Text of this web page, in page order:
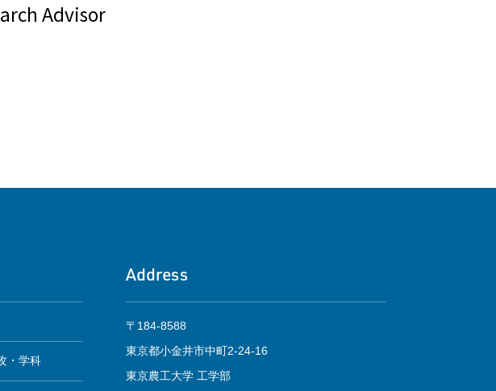
Advisor
・学科
Address
〒184-8588
東京都小金井市中町2-24-16
東京農工大学 工学部